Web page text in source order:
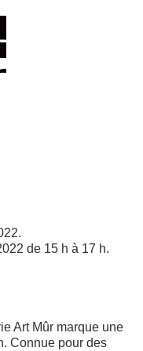
de 15 h à 17 h.
Art Mûr marque une
Connue pour des